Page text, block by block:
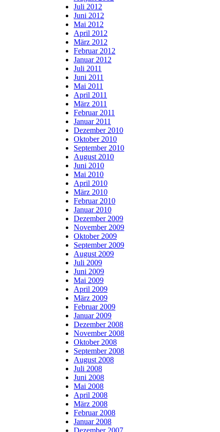
Juli 2012
Juni 2012
Mai 2012
April 2012
März 2012
Februar 2012
Januar 2012
Juli 2011
Juni 2011
Mai 2011
April 2011
März 2011
Februar 2011
Januar 2011
Dezember 2010
Oktober 2010
September 2010
August 2010
Juni 2010
Mai 2010
April 2010
März 2010
Februar 2010
Januar 2010
Dezember 2009
November 2009
Oktober 2009
September 2009
August 2009
Juli 2009
Juni 2009
Mai 2009
April 2009
März 2009
Februar 2009
Januar 2009
Dezember 2008
November 2008
Oktober 2008
September 2008
August 2008
Juli 2008
Juni 2008
Mai 2008
April 2008
März 2008
Februar 2008
Januar 2008
Dezember 2007